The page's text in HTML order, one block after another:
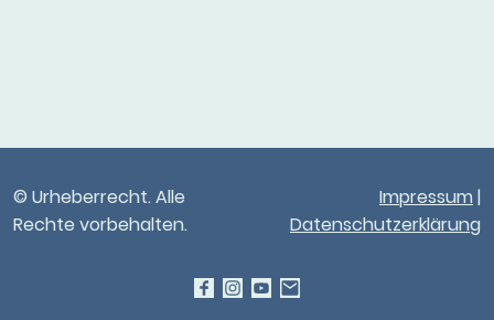
© Urheberrecht. Alle
Rechte vorbehalten.
Impressum |
Datenschutzerklärung